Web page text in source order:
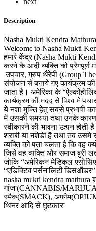
next
Description
Nasha Mukti Kendra Mathura
Welcome to Nasha Mukti
हमारे केंद्र (Nasha Mukti
करने के आदी व्यक्ति को प्रेमपूर्ण
उपचार, ग्रुप थैरेपी (Group
संयोजन से बनाये गए कार्यक्रम
जाता है। अमेरिका के
कार्यक्रम की मदद से विश्व में
ये नशा मुक्ति हेतु सबसे प्रभावी
में उसकी समस्या तथा उनके कारण
स्वीकारने की भावना उत्पन
शराबी या नशेडी है तथा तब उसमे
व्यक्ति को पता चलता है कि वह
जिसे वह व्यक्ति और समाज बुरी
जोकि “अमेरिकन मेडिकल
“एडिक्टिव पर्सनालिटी डिसऑडर”
nasha mukti kendra mathura
गांजा(CANNABIS/
स्मैक(SMACK),
थिनर आदि से छुटकारा